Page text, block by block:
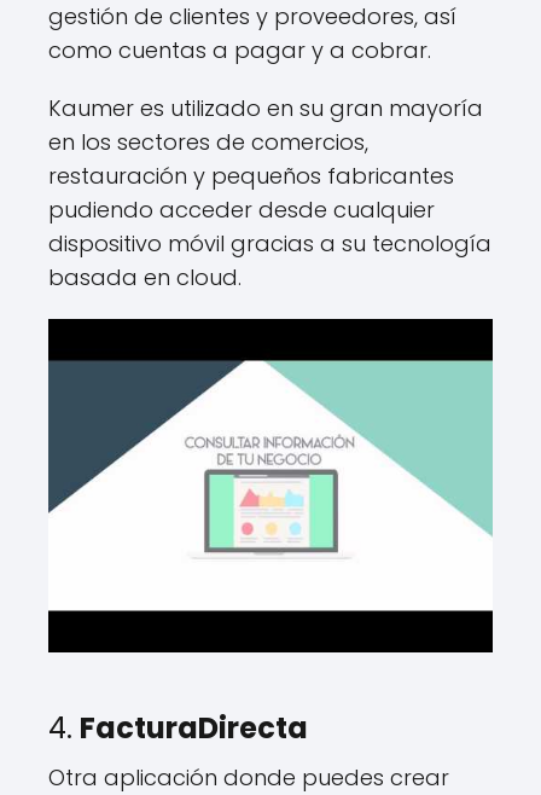
gestión de clientes y proveedores, así
como cuentas a pagar y a cobrar.
Kaumer es utilizado en su gran mayoría
en los sectores de comercios,
restauración y pequeños fabricantes
pudiendo acceder desde cualquier
dispositivo móvil gracias a su tecnología
basada en cloud.
4. FacturaDirecta
Otra aplicación donde puedes crear